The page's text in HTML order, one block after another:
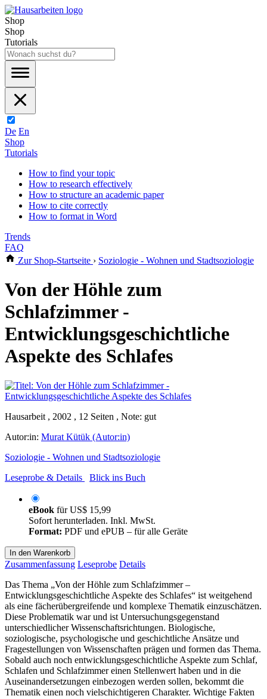
Shop
Shop
Tutorials
De En
Shop
Tutorials
How to find your topic
How to research effectively
How to structure an academic paper
How to cite correctly
How to format in Word
Trends
FAQ
Zur Shop-Startseite › Soziologie - Wohnen und Stadtsoziologie
Von der Höhle zum
Schlafzimmer -
Entwicklungsgeschichtliche
Aspekte des Schlafes
Hausarbeit , 2002 , 12 Seiten , Note: gut
Autor:in: Murat Kütük (Autor:in)
Soziologie - Wohnen und Stadtsoziologie
Leseprobe & Details
Blick ins Buch
eBook fürUS$ 15,99
Sofort herunterladen. Inkl. MwSt.
Format: PDF und ePUB – für alle Geräte
In den Warenkorb
Zusammenfassung Leseprobe Details
Das Thema „Von der Höhle zum Schlafzimmer –
Entwicklungsgeschichtliche Aspekte des Schlafes“ ist weitgehend
als eine fächerübergreifende und komplexe Thematik einzuschätzen.
Diese Problematik war und ist Untersuchungsgegenstand
unterschiedlicher Wissenschaftsrichtungen. Biologische,
soziologische, psychologische und geschichtliche Ansätze und
Fragestellungen von Wissenschaften prägen und formen das Thema.
Sobald auch noch entwicklungsgeschichtliche Aspekte zum Schlaf,
Schlafen und Schlafzimmer einen Stellenwert haben und in die
Auseinandersetzungen einbezogen werden sollen, bekommt die
Thematik einen noch vielschichtigeren Charakter. Wichtige Fakten